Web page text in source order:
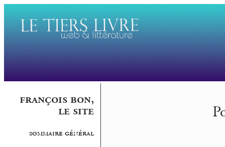
françois bon,
le site
sommaire général